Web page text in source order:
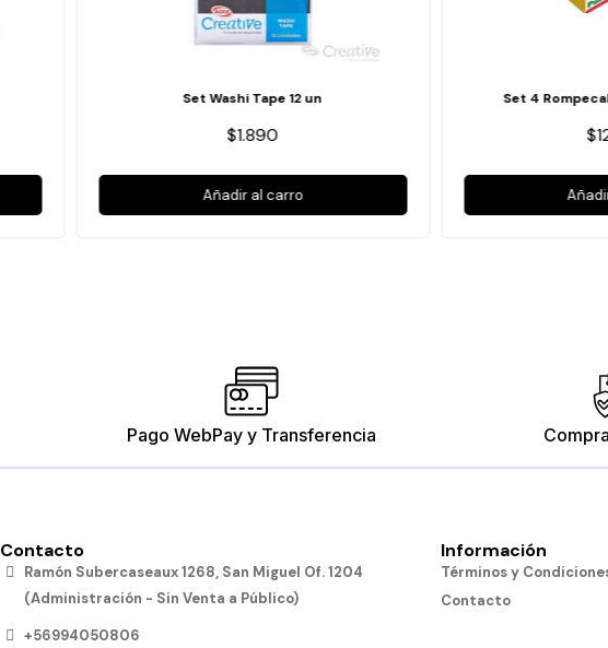
Set Washi Tape 12 un
$1.890
Añadir al carro
Set 4
Pago WebPay y Transferencia
Contacto
Ramón Subercaseaux 1268, San Miguel Of. 1204
(Administración - Sin Venta a Público)
+56994050806
Información
Términos y
Contacto